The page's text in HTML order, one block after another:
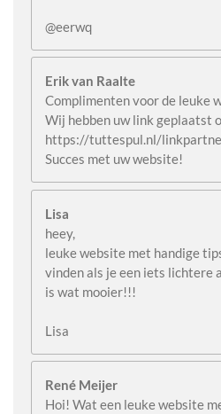
@eerwq
Erik van Raalte
Complimenten voor de leuke
Wij hebben uw link geplaatst
https://tuttespul.nl/
Succes met uw website!
Lisa
heey,
leuke website met handige
vinden als je een iets lichtere
is wat mooier!!!
Lisa
René Meijer
Hoi! Wat een leuke website